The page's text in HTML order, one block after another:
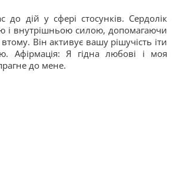
до дій у сфері стосунків. Сердолік
і внутрішньою силою, допомагаючи
Він активує вашу рішучість іти
Афірмація: Я гідна любові і моя
до мене.